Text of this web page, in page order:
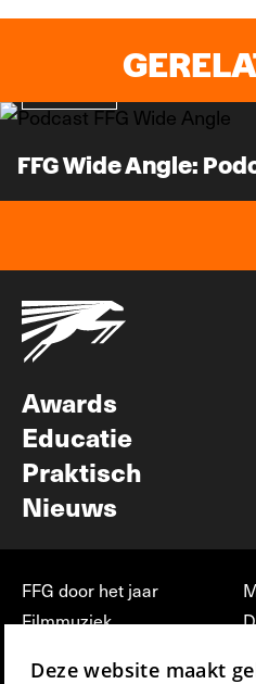
FFG Wide Angle:
Awards
Educatie
Praktisch
Nieuws
FFG door het jaar
Filmmuziek
Deze website maakt